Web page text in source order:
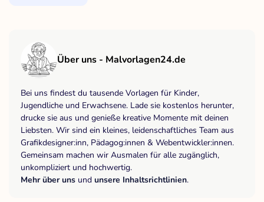
Über uns - Malvorlagen24.de
Bei uns findest du tausende Vorlagen für Kinder,
Jugendliche und Erwachsene. Lade sie kostenlos herunter,
drucke sie aus und genieße kreative Momente mit deinen
Liebsten. Wir sind ein kleines, leidenschaftliches Team aus
Grafikdesigner:inn, Pädagog:innen & Webentwickler:innen.
Gemeinsam machen wir Ausmalen für alle zugänglich,
unkompliziert und hochwertig.
Mehr über uns und unsere Inhaltsrichtlinien.